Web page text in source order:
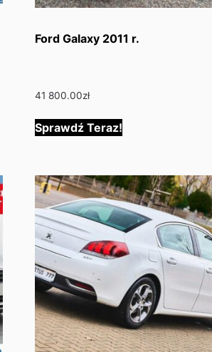
Ford Galaxy 2011 r.
41 800.00zł
Sprawdź Teraz!